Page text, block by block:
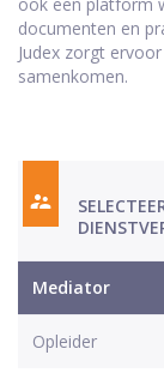
documenten en
Judex zorgt
samenkomen.
Mediator
Opleider